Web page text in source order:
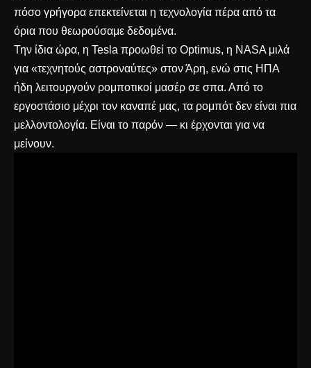
πόσο γρήγορα επεκτείνεται η τεχνολογία πέρα από τα
όρια που θεωρούσαμε δεδομένα.
Την ίδια ώρα, η Tesla προωθεί το Optimus, η NASA μιλά
για «τεχνητούς αστροναύτες» στον Άρη, ενώ στις ΗΠΑ
ήδη λειτουργούν ρομποτικοί μασέρ σε σπα. Από το
εργοστάσιο μέχρι τον καναπέ μας, τα ρομπότ δεν είναι πια
μελλοντολογία. Είναι το παρόν — κι έρχονται για να
μείνουν.